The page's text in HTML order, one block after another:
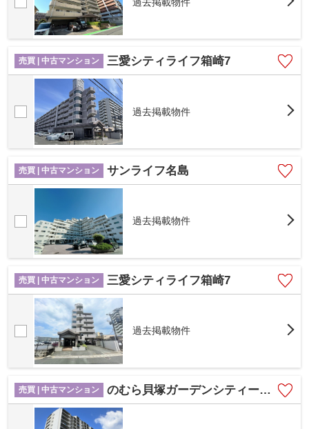
売買 | 中古マンション 三愛シティライフ箱崎7
過去掲載物件
売買 | 中古マンション サンライフ名島
過去掲載物件
売買 | 中古マンション 三愛シティライフ箱崎7
過去掲載物件
売買 | 中古マンション のむら貝塚ガーデンシティー5番館